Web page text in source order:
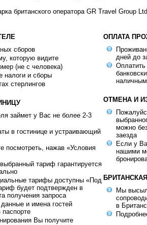
британского оператора GR Travel Group
сборов
которую видите
(не с человека)
налоги и сборы
стерлингов
займет у Вас не более 2-3
в гостинице и устраивающий
посмотреть, нажав «Условия
тариф гарантируется
тарифы доступны «Под
будет подтвержден в
получения запроса
и имена гостей
паспорте
Вы получите
ОПЛАТА
дней до
ОТМЕНА И
можно
заезда
Если у
нашими
Мы
в